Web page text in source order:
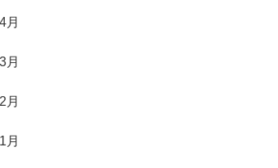
月
月
月
月